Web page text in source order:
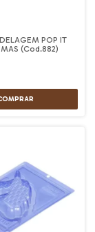
POP IT
(Cod.882)